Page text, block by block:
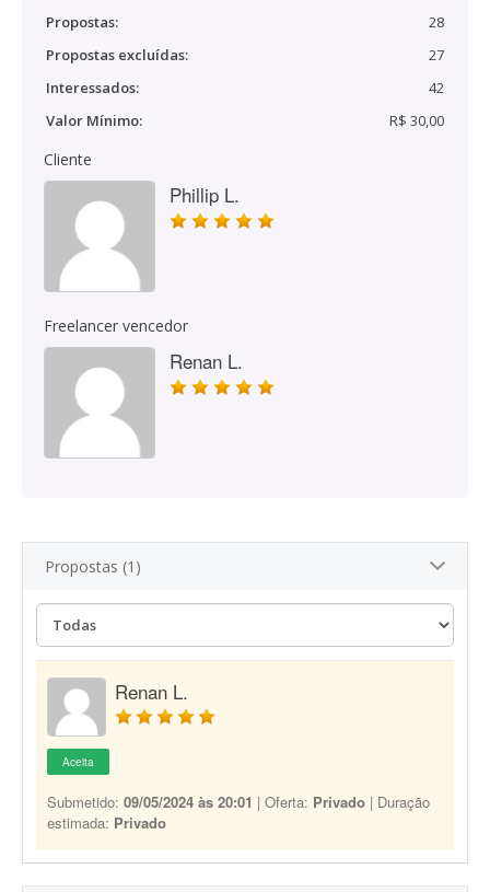
Propostas:
28
Propostas excluídas:
27
Interessados:
42
Valor Mínimo:
R$ 30,00
Cliente
Phillip L.
Freelancer vencedor
Renan L.
Propostas (1)
Renan L.
Aceita
Submetido: 09/05/2024 às 20:01 | Oferta: Privado | Duração
estimada: Privado